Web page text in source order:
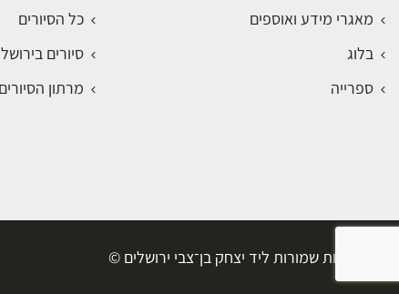
מאגרי מידע ואוספים
בלוג
ספרייה
כל הסיורים
סיורים
מרתון הסיורים
כל הזכויות שמורות ליד יצחק בן־צבי ירושלים ©